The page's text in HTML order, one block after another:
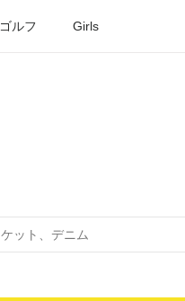
ゴルフ Girls